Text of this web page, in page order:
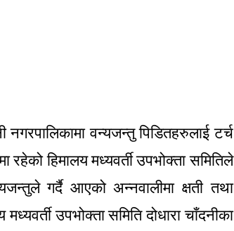
नगरपालिकामा वन्यजन्तु पिडितहरुलाई टर्च
हिमालय मध्यवर्ती उपभोक्ता समितिले
गर्दै आएको अन्नवालीमा क्षती तथा
उपभोक्ता समिति दोधारा चाँदनीका